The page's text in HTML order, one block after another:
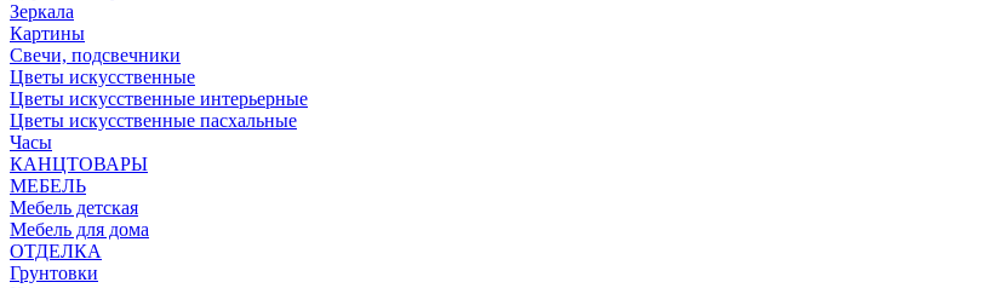
Зеркала
Картины
Свечи, подсвечники
Цветы искусственные
Цветы искусственные интерьерные
Цветы искусственные пасхальные
Часы
КАНЦТОВАРЫ
МЕБЕЛЬ
Мебель детская
Мебель для дома
ОТДЕЛКА
Грунтовки